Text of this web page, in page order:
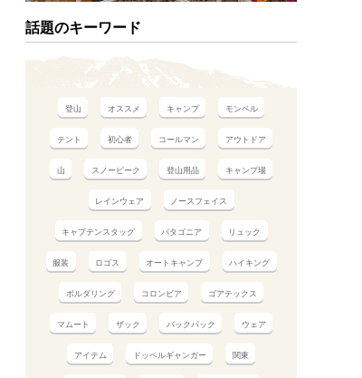
話題のキーワード
登山 オススメ キャンプ モンベル
テント 初心者 コールマン アウトドア
山 スノーピーク 登山用品 キャンプ場
レインウェア ノースフェイス
キャプテンスタッグ パタゴニア リュック
服装 ロゴス オートキャンプ ハイキング
ボルダリング コロンビア ゴアテックス
マムート ザック バックパック ウェア
アイテム ドッペルギャンガー 関東